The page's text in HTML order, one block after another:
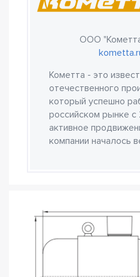
ООО
Кометта - это
отечественного
который успешно
российском рынке
активное
компании началось